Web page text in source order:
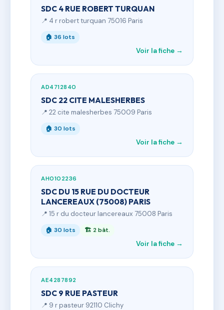
SDC 4 RUE ROBERT TURQUAN
📍 4 r robert turquan 75016 Paris
🏠 36 lots
Voir la fiche →
AD4712840
SDC 22 CITE MALESHERBES
📍 22 cite malesherbes 75009 Paris
🏠 30 lots
Voir la fiche →
AH0102236
SDC DU 15 RUE DU DOCTEUR
LANCEREAUX (75008) PARIS
📍 15 r du docteur lancereaux 75008 Paris
🏠 30 lots 🏗 2 bât.
Voir la fiche →
AE4287892
SDC 9 RUE PASTEUR
📍 9 r pasteur 92110 Clichy